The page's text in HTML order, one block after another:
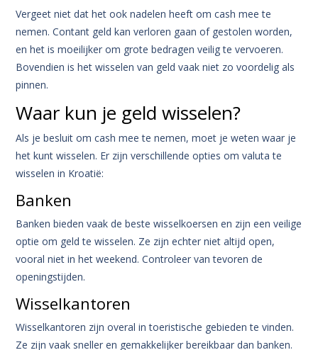
Vergeet niet dat het ook nadelen heeft om cash mee te
nemen. Contant geld kan verloren gaan of gestolen worden,
en het is moeilijker om grote bedragen veilig te vervoeren.
Bovendien is het wisselen van geld vaak niet zo voordelig als
pinnen.
Waar kun je geld wisselen?
Als je besluit om cash mee te nemen, moet je weten waar je
het kunt wisselen. Er zijn verschillende opties om valuta te
wisselen in Kroatië:
Banken
Banken bieden vaak de beste wisselkoersen en zijn een veilige
optie om geld te wisselen. Ze zijn echter niet altijd open,
vooral niet in het weekend. Controleer van tevoren de
openingstijden.
Wisselkantoren
Wisselkantoren zijn overal in toeristische gebieden te vinden.
Ze zijn vaak sneller en gemakkelijker bereikbaar dan banken.